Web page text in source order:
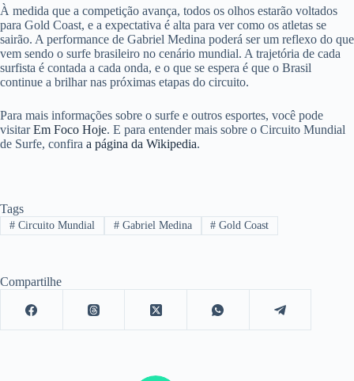
À medida que a competição avança, todos os olhos estarão voltados
para Gold Coast, e a expectativa é alta para ver como os atletas se
sairão. A performance de Gabriel Medina poderá ser um reflexo do que
vem sendo o surfe brasileiro no cenário mundial. A trajetória de cada
surfista é contada a cada onda, e o que se espera é que o Brasil
continue a brilhar nas próximas etapas do circuito.
Para mais informações sobre o surfe e outros esportes, você pode
visitarEm Foco Hoje. E para entender mais sobre o Circuito Mundial
de Surfe, confira a página da Wikipedia.
Tags
#Circuito Mundial #Gabriel Medina # Gold Coast
Compartilhe